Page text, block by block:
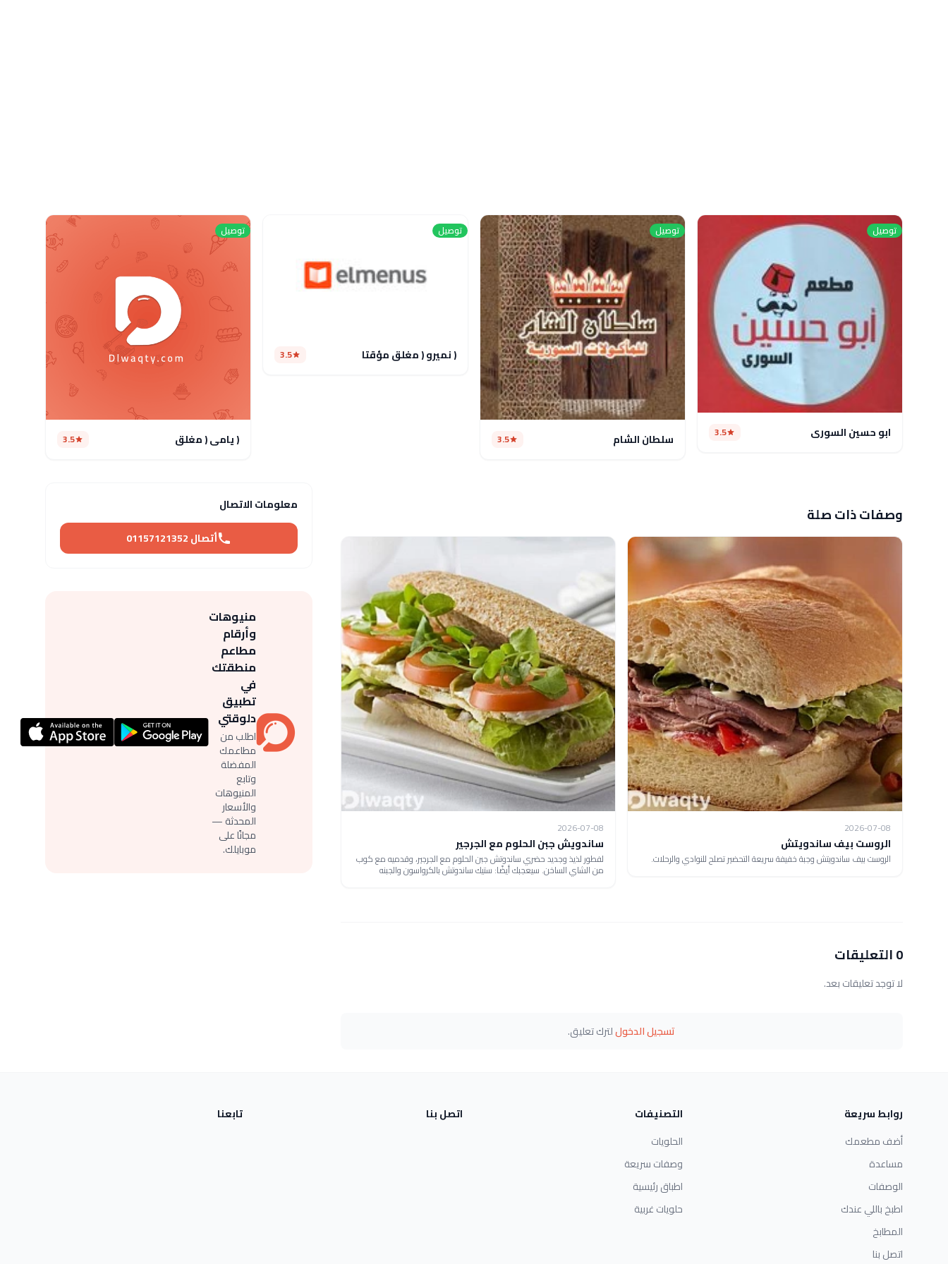
توصيل
ابو حسين السورى 3.5
توصيل
سلطان الشام 3.5
توصيل
( نميرو ( مغلق مؤقتا 3.5
توصيل
( يامي ( مغلق 3.5
وصفات ذات صلة
2026-07-08
الروست بيف ساندويتش
الروست بيف ساندويتش وجبة خفيفة سريعة التحضير تصلح للنوادي والرحلات.
2026-07-08
ساندويش جبن الحلوم مع الجرجير
لفطور لذيذ وجديد حضري ساندوتش جبن الحلوم مع الجرجير، وقدميه مع كوب
من الشاي الساخن. سيعجبك أيضًا: ستيك ساندوتش بالكرواسون والجبنه
0 التعليقات
لا توجد تعليقات بعد.
تسجيل الدخوللترك تعليق.
معلومات الاتصال
أتصال 01157121352
منيوهات
وأرقام
مطاعم
منطقتك
في
تطبيق
دلوقتي
اطلب من
مطاعمك
المفضلة
وتابع
المنيوهات
والأسعار
المحدثة —
مجانًا على
موبايلك.
روابط سريعة
أضف مطعمك
مساعدة
الوصفات
اطبخ باللي عندك
المطابخ
اتصل بنا
التصنيفات
الحلويات
وصفات سريعة
اطباق رئيسية
حلويات غربية
اتصل بنا تابعنا